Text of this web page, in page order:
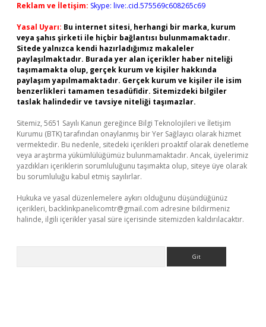
Reklam ve İletişim: Skype: live:.cid.575569c608265c69
Yasal Uyarı: Bu internet sitesi, herhangi bir marka, kurum
veya şahıs şirketi ile hiçbir bağlantısı bulunmamaktadır.
Sitede yalnızca kendi hazırladığımız makaleler
paylaşılmaktadır. Burada yer alan içerikler haber niteliği
taşımamakta olup, gerçek kurum ve kişiler hakkında
paylaşım yapılmamaktadır. Gerçek kurum ve kişiler ile isim
benzerlikleri tamamen tesadüfidir. Sitemizdeki bilgiler
taslak halindedir ve tavsiye niteliği taşımazlar.
Sitemiz, 5651 Sayılı Kanun gereğince Bilgi Teknolojileri ve İletişim
Kurumu (BTK) tarafından onaylanmış bir Yer Sağlayıcı olarak hizmet
vermektedir. Bu nedenle, sitedeki içerikleri proaktif olarak denetleme
veya araştırma yükümlülüğümüz bulunmamaktadır. Ancak, üyelerimiz
yazdıkları içeriklerin sorumluluğunu taşımakta olup, siteye üye olarak
bu sorumluluğu kabul etmiş sayılırlar.
Hukuka ve yasal düzenlemelere aykırı olduğunu düşündüğünüz
içerikleri, backlinkpanelicomtr@gmail.com adresine bildirmeniz
halinde, ilgili içerikler yasal süre içerisinde sitemizden kaldırılacaktır.